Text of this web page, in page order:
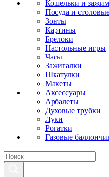
Кошельки и
Посуда и
Зонты
Картины
Брелоки
Настольные игры
Часы
Зажигалки
Шкатулки
Макеты
Аксессуары
Арбалеты
Духовые трубки
Луки
Рогатки
Газовые